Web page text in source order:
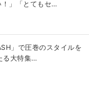
！」「とてもセ…
」で圧巻のスタイルを
る大特集…